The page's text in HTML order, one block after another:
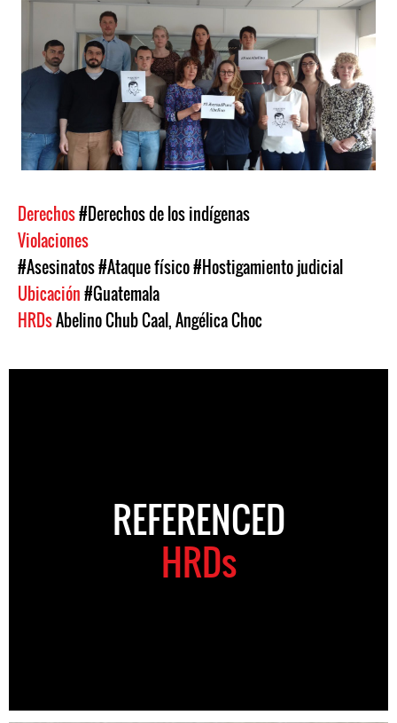
Derechos#Derechos de los indígenas
Violaciones
#Asesinatos#Ataque físico#Hostigamiento judicial
Ubicación#Guatemala
HRDsAbelino Chub Caal,Angélica Choc
REFERENCED
HRDs